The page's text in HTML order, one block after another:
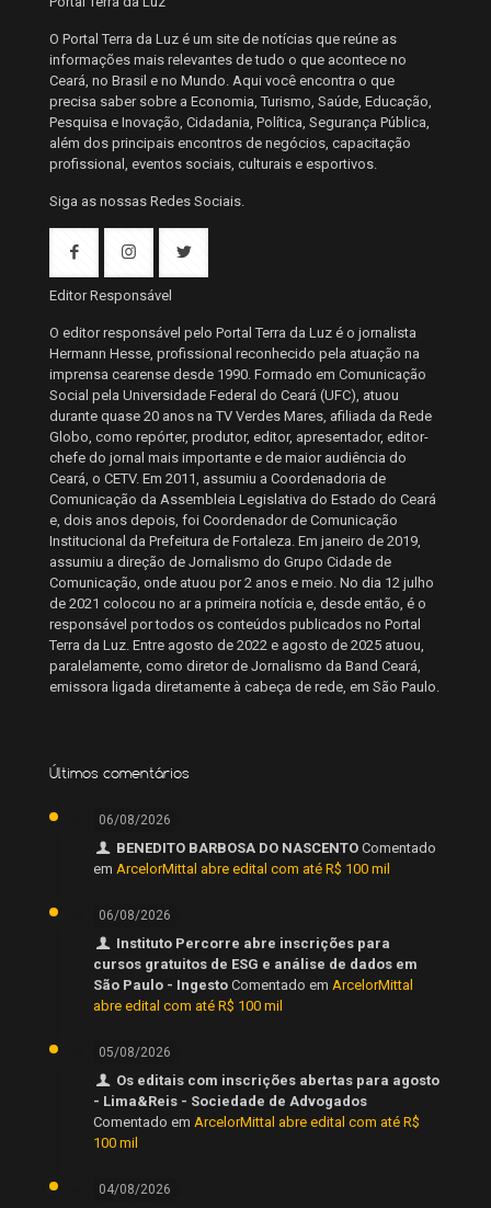
O Portal Terra da Luz é um site de notícias que reúne as
informações mais relevantes de tudo o que acontece no
Ceará, no Brasil e no Mundo. Aqui você encontra o que
precisa saber sobre a Economia, Turismo, Saúde, Educação,
Pesquisa e Inovação, Cidadania, Política, Segurança Pública,
além dos principais encontros de negócios, capacitação
profissional, eventos sociais, culturais e esportivos.
Siga as nossas Redes Sociais.
Editor Responsável
O editor responsável pelo Portal Terra da Luz é o jornalista
Hermann Hesse, profissional reconhecido pela atuação na
imprensa cearense desde 1990. Formado em Comunicação
Social pela Universidade Federal do Ceará (UFC), atuou
durante quase 20 anos na TV Verdes Mares, afiliada da Rede
Globo, como repórter, produtor, editor, apresentador, editor-
chefe do jornal mais importante e de maior audiência do
Ceará, o CETV. Em 2011, assumiu a Coordenadoria de
Comunicação da Assembleia Legislativa do Estado do Ceará
e, dois anos depois, foi Coordenador de Comunicação
Institucional da Prefeitura de Fortaleza. Em janeiro de 2019,
assumiu a direção de Jornalismo do Grupo Cidade de
Comunicação, onde atuou por 2 anos e meio. No dia 12 julho
de 2021 colocou no ar a primeira notícia e, desde então, é o
responsável por todos os conteúdos publicados no Portal
Terra da Luz. Entre agosto de 2022 e agosto de 2025 atuou,
paralelamente, como diretor de Jornalismo da Band Ceará,
emissora ligada diretamente à cabeça de rede, em São Paulo.
Últimos comentários
06/08/2026
BENEDITO BARBOSA DO NASCENTO Comentado
em ArcelorMittal abre edital com até R$ 100 mil
06/08/2026
Instituto Percorre abre inscrições para
cursos gratuitos de ESG e análise de dados em
São Paulo - Ingesto Comentado em ArcelorMittal
abre edital com até R$ 100 mil
05/08/2026
Os editais com inscrições abertas para agosto
- Lima&Reis - Sociedade de Advogados
Comentado em ArcelorMittal abre edital com até R$
100 mil
04/08/2026